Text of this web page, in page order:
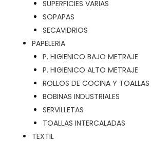
SUPERFICIES VARIAS
SOPAPAS
SECAVIDRIOS
PAPELERIA
P. HIGIENICO BAJO METRAJE
P. HIGIENICO ALTO METRAJE
ROLLOS DE COCINA Y TOALLAS
BOBINAS INDUSTRIALES
SERVILLETAS
TOALLAS INTERCALADAS
TEXTIL